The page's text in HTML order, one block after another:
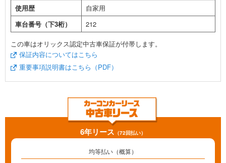
使用歴
自家用
車台番号（下3桁）
212
この車はオリックス認定中古車保証が付帯します。
保証内容についてはこちら
重要事項説明書はこちら（PDF）
6年リース （72回払い）
均等払い（概算）